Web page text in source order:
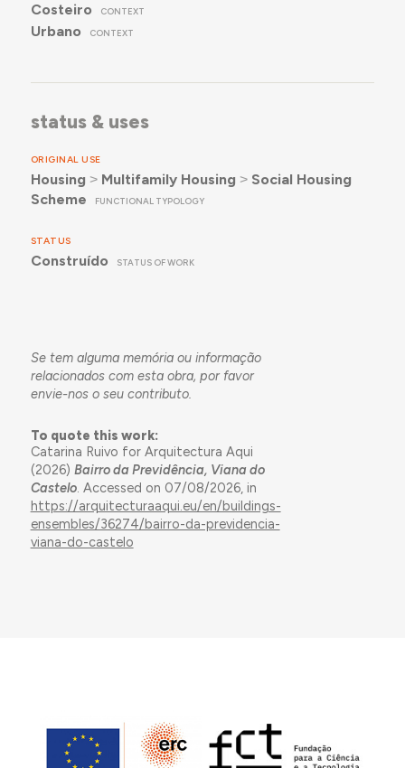
Costeiro CONTEXT
Urbano CONTEXT
status & uses
ORIGINAL USE
Housing ˃ Multifamily Housing ˃ Social Housing
Scheme
FUNCTIONAL TYPOLOGY
STATUS
Construído STATUS OF WORK
Se tem alguma memória ou informação
relacionados com esta obra, por favor
envie-nos o seu contributo.
To quote this work:
Catarina Ruivo for Arquitectura Aqui
(2026) Bairro da Previdência, Viana do
Castelo. Accessed on 07/08/2026, in
https://arquitecturaaqui.eu/en/buildings-
ensembles/36274/bairro-da-previdencia-
viana-do-castelo